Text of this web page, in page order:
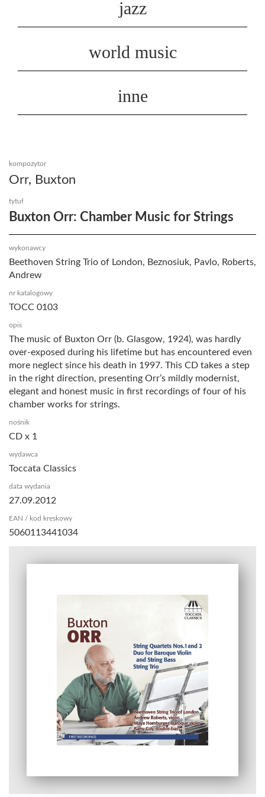
jazz
world music
inne
kompozytor
Orr, Buxton
tytuł
Buxton Orr: Chamber Music for Strings
wykonawcy
Beethoven String Trio of London, Beznosiuk, Pavlo, Roberts,
Andrew
nr katalogowy
TOCC 0103
opis
The music of Buxton Orr (b. Glasgow, 1924), was hardly
over-exposed during his lifetime but has encountered even
more neglect since his death in 1997. This CD takes a step
in the right direction, presenting Orr’s mildly modernist,
elegant and honest music in first recordings of four of his
chamber works for strings.
nośnik
CD x 1
wydawca
Toccata Classics
data wydania
27.09.2012
EAN / kod kreskowy
5060113441034